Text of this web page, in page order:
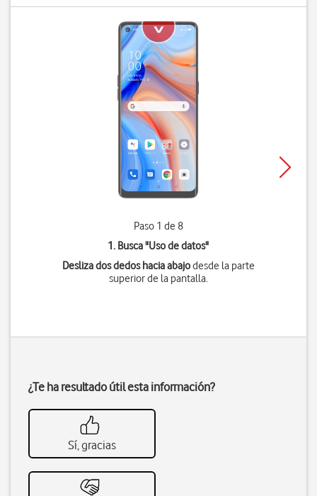
Paso 1 de 8
1. Busca "Uso de datos"
Desliza dos dedos hacia abajodesde la parte
superior de la pantalla.
¿Te ha resultado útil esta información?
Sí, gracias